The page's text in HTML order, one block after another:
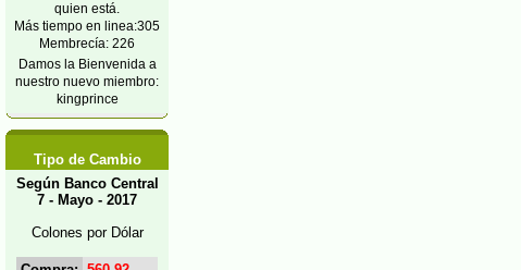
quien está.
Más tiempo en linea:305
Membrecía: 226
Damos la Bienvenida a
nuestro nuevo miembro:
kingprince
Tipo de Cambio
Según Banco Central
7 - Mayo - 2017
Colones por Dólar